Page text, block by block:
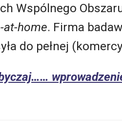
Wspólnego
at-home. Firma
do pełnej